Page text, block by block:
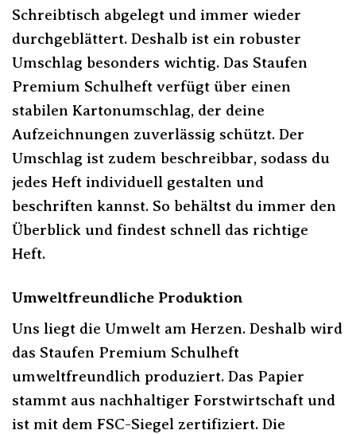
Schreibtisch abgelegt und immer wieder
durchgeblättert. Deshalb ist ein robuster
Umschlag besonders wichtig. Das Staufen
Premium Schulheft verfügt über einen
stabilen Kartonumschlag, der deine
Aufzeichnungen zuverlässig schützt. Der
Umschlag ist zudem beschreibbar, sodass du
jedes Heft individuell gestalten und
beschriften kannst. So behältst du immer den
Überblick und findest schnell das richtige
Heft.
Umweltfreundliche Produktion
Uns liegt die Umwelt am Herzen. Deshalb wird
das Staufen Premium Schulheft
umweltfreundlich produziert. Das Papier
stammt aus nachhaltiger Forstwirtschaft und
ist mit dem FSC-Siegel zertifiziert. Die